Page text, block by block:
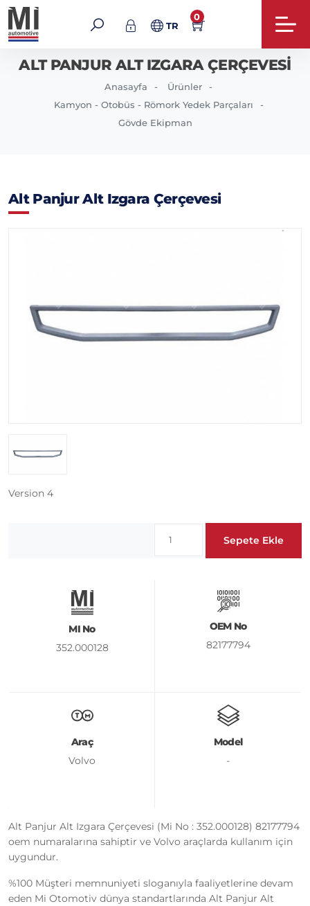
TR
0
ALT PANJUR ALT IZGARA ÇERÇEVESI
Anasayfa
Ürünler
Kamyon - Otobüs - Römork Yedek Parçaları
Gövde Ekipman
Alt Panjur Alt Izgara Çerçevesi
Version 4
Sepete Ekle
MI No
352.000128
OEM No
82177794
Araç
Volvo
Model
-
Alt Panjur Alt Izgara Çerçevesi (Mi No : 352.000128) 82177794
oem numaralarına sahiptir ve Volvo araçlarda kullanım için
uygundur.
%100 Müşteri memnuniyeti sloganıyla faaliyetlerine devam
eden Mi Otomotiv dünya standartlarında Alt Panjur Alt